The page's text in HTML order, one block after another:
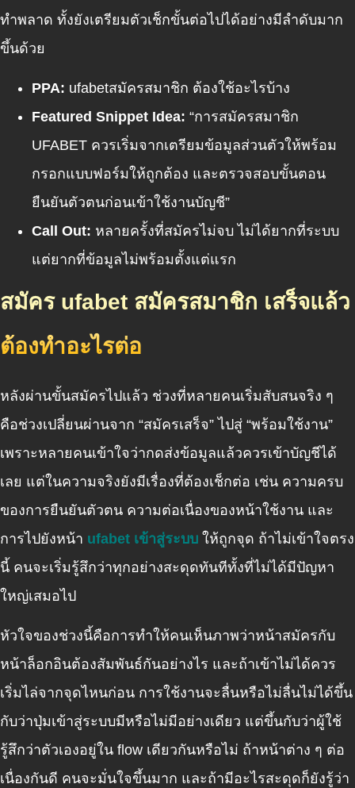
ทำพลาด ทั้งยังเตรียมตัวเช็กขั้นต่อไปได้อย่างมีลำดับมาก
ขึ้นด้วย
PPA: ufabetสมัครสมาชิก ต้องใช้อะไรบ้าง
Featured Snippet Idea: “การสมัครสมาชิก
UFABET ควรเริ่มจากเตรียมข้อมูลส่วนตัวให้พร้อม
กรอกแบบฟอร์มให้ถูกต้อง และตรวจสอบขั้นตอน
ยืนยันตัวตนก่อนเข้าใช้งานบัญชี”
Call Out: หลายครั้งที่สมัครไม่จบ ไม่ได้ยากที่ระบบ
แต่ยากที่ข้อมูลไม่พร้อมตั้งแต่แรก
สมัคร ufabet สมัครสมาชิก เสร็จแล้ว
ต้องทำอะไรต่อ
หลังผ่านขั้นสมัครไปแล้ว ช่วงที่หลายคนเริ่มสับสนจริง ๆ
คือช่วงเปลี่ยนผ่านจาก “สมัครเสร็จ” ไปสู่ “พร้อมใช้งาน”
เพราะหลายคนเข้าใจว่ากดส่งข้อมูลแล้วควรเข้าบัญชีได้
เลย แต่ในความจริงยังมีเรื่องที่ต้องเช็กต่อ เช่น ความครบ
ของการยืนยันตัวตน ความต่อเนื่องของหน้าใช้งาน และ
การไปยังหน้า ufabet เข้าสู่ระบบ ให้ถูกจุด ถ้าไม่เข้าใจตรง
นี้ คนจะเริ่มรู้สึกว่าทุกอย่างสะดุดทันทีทั้งที่ไม่ได้มีปัญหา
ใหญ่เสมอไป
หัวใจของช่วงนี้คือการทำให้คนเห็นภาพว่าหน้าสมัครกับ
หน้าล็อกอินต้องสัมพันธ์กันอย่างไร และถ้าเข้าไม่ได้ควร
เริ่มไล่จากจุดไหนก่อน การใช้งานจะลื่นหรือไม่ลื่นไม่ได้ขึ้น
กับว่าปุ่มเข้าสู่ระบบมีหรือไม่มีอย่างเดียว แต่ขึ้นกับว่าผู้ใช้
รู้สึกว่าตัวเองอยู่ใน flow เดียวกันหรือไม่ ถ้าหน้าต่าง ๆ ต่อ
เนื่องกันดี คนจะมั่นใจขึ้นมาก และถ้ามีอะไรสะดุดก็ยังรู้ว่า